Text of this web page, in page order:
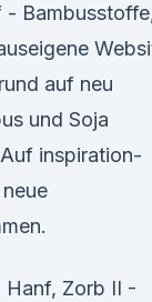
-
auf neu
und Soja
inspiration-
Hanf, Zorb II -